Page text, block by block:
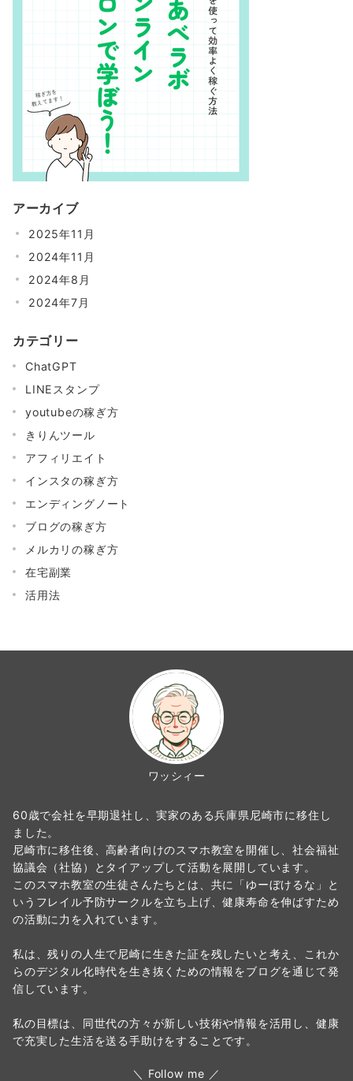
アーカイブ
2025年11月
2024年11月
2024年8月
2024年7月
カテゴリー
ChatGPT
LINEスタンプ
youtubeの稼ぎ方
きりんツール
アフィリエイト
インスタの稼ぎ方
エンディングノート
ブログの稼ぎ方
メルカリの稼ぎ方
在宅副業
活用法
ワッシィー
60歳で会社を早期退社し、実家のある兵庫県尼崎市に移住し
ました。
尼崎市に移住後、高齢者向けのスマホ教室を開催し、社会福祉
協議会（社協）とタイアップして活動を展開しています。
このスマホ教室の生徒さんたちとは、共に「ゆーぼけるな」と
いうフレイル予防サークルを立ち上げ、健康寿命を伸ばすため
の活動に力を入れています。
私は、残りの人生で尼崎に生きた証を残したいと考え、これか
らのデジタル化時代を生き抜くための情報をブログを通じて発
信しています。
私の目標は、同世代の方々が新しい技術や情報を活用し、健康
で充実した生活を送る手助けをすることです。
＼ Follow me ／